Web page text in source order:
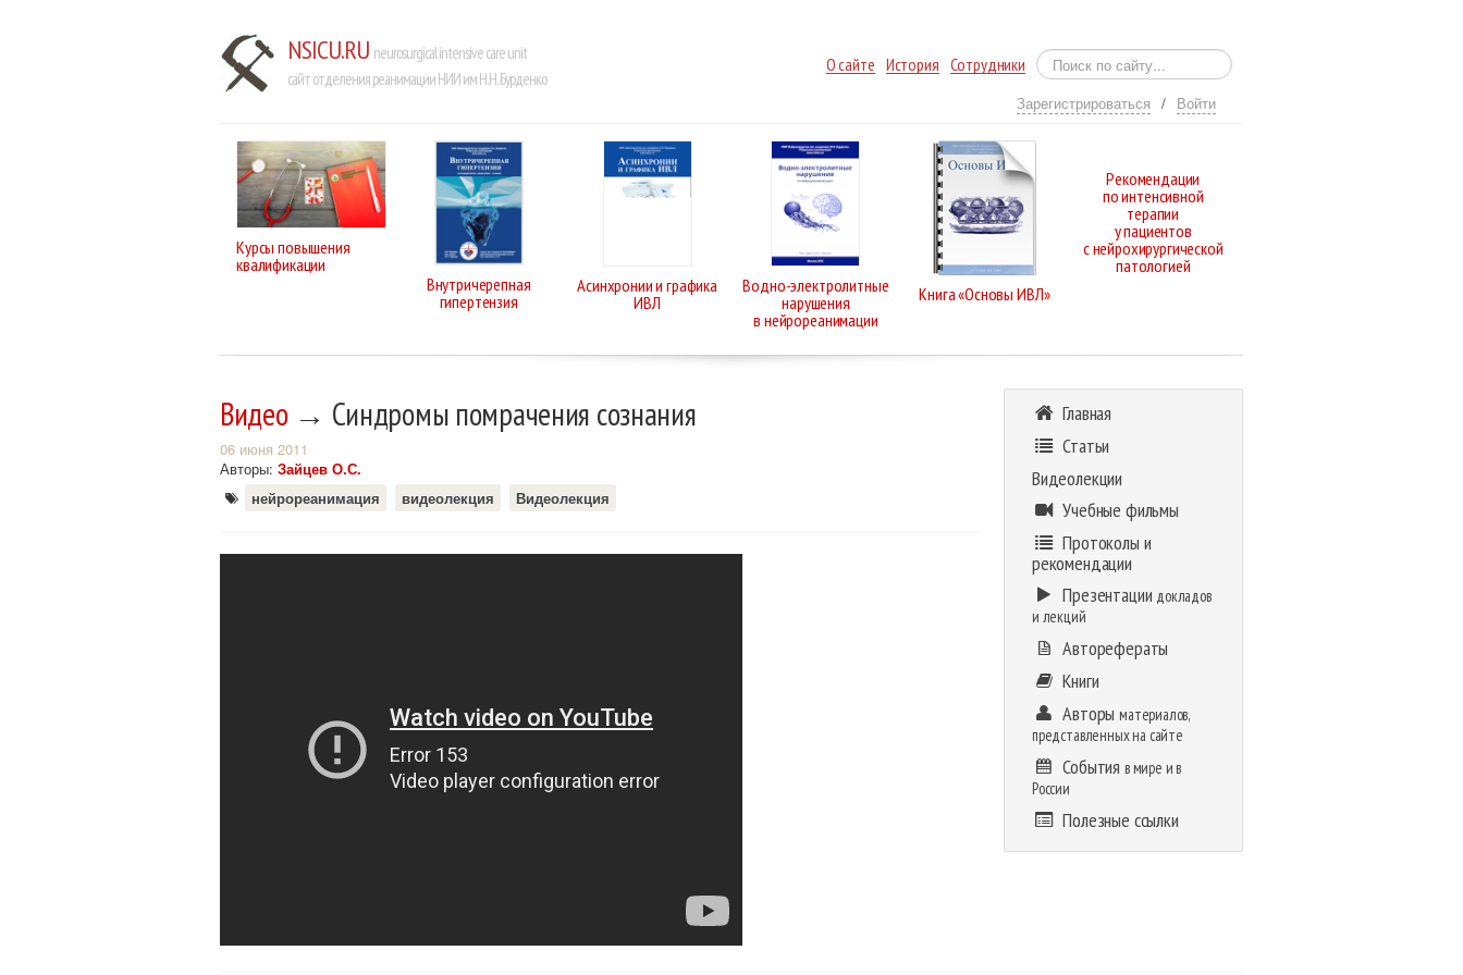
NSICU.RU neurosurgical intensive care unit
сайт отделения реанимации НИИ им Н.Н. Бурденко
О сайте История Сотрудники
Зарегистрироваться / Войти
Курсы повышения
квалификации
Внутричерепная
гипертензия
Асинхронии и графика
ИВЛ
Водно-электролитные
нарушения
в нейрореанимации
Книга «Основы ИВЛ»
Рекомендации
по интенсивной
терапии
у пациентов
с нейрохирургической
патологией
Видео→ Синдромы помрачения сознания
06 июня 2011
Авторы: Зайцев О.С.
нейрореанимация
видеолекция Видеолекция
Главная
Статьи
Видеолекции
Учебные фильмы
Протоколы и
рекомендации
Презентации докладов
и лекций
Авторефераты
Книги
Авторы материалов,
представленных на сайте
События в мире и в
России
Полезные ссылки